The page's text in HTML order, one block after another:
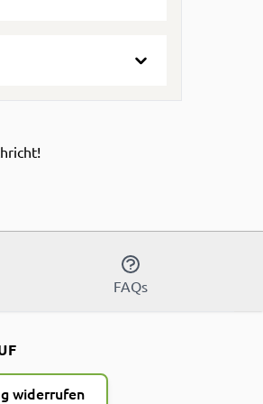
FAQs
widerrufen